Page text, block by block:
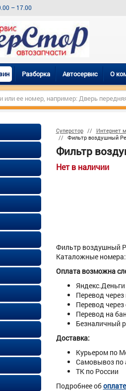
– 17.00
Разборка Автосервис О
Суперстор Интернет
Фильтр воздушный
Фильтр
Нет в наличии
Фильтр воздушный
Каталожные номера:
Оплата возможна
Яндекс.Деньги
Перевод
Перевод
Перевод на
Безналичный
Доставка:
Курьером по
Самовывоз по
ТК по России
Подробнее об